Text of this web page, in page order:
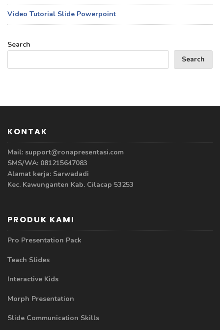
Video Tutorial Slide Powerpoint
Search
Search
KONTAK
Mail: support@ronapresentasi.com
SMS/WA: 081215647083
Alamat kerja: Sarwadadi
Kec. Kawunganten Kab. Cilacap 53253
PRODUK KAMI
Pro Presentation Pack
Teach Slides
Interactive Kids
Morph Presentation
Slide Communication Skills